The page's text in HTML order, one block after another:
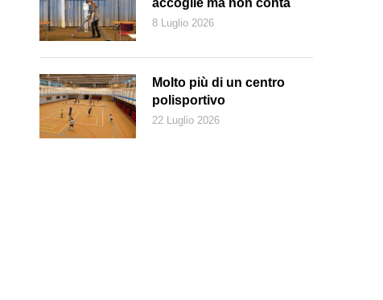
8 Luglio 2026
Molto più di un centro
polisportivo
22 Luglio 2026